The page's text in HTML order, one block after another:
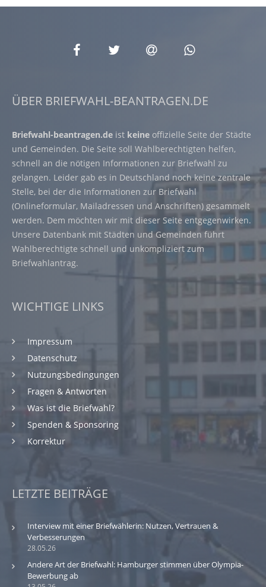
ÜBER BRIEFWAHL-BEANTRAGEN.DE
Briefwahl-beantragen.de ist keine offizielle Seite der Städte
und Gemeinden. Die Seite soll Wahlberechtigten helfen,
schnell an die nötigen Informationen zur Briefwahl zu
gelangen. Leider gab es in Deutschland noch keine zentrale
Stelle, bei der die Informationen zur Briefwahl
(Onlineformular, Mailadressen und Anschriften) gesammelt
werden. Dem möchten wir mit dieser Seite entgegenwirken.
Unsere Datenbank mit Städten und Gemeinden führt
Wahlberechtigte schnell und unkompliziert zum
Briefwahlantrag.
WICHTIGE LINKS
Impressum
Datenschutz
Nutzungsbedingungen
Fragen & Antworten
Was ist die Briefwahl?
Spenden & Sponsoring
Korrektur
LETZTE BEITRÄGE
28.05.26
Interview mit einer Briefwählerin: Nutzen, Vertrauen &
Verbesserungen
Andere Art der Briefwahl: Hamburger stimmen über Olympia-
Bewerbung ab